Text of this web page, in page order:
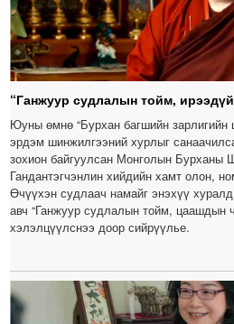
“Ганжуур судлалын тойм,
Юуны өмнө “Бурхан багшийн зарлигийн
эрдэм шинжилгээний хурлыг
зохион байгуулсан Монголын Бурханы
Гандантэгчэнлин хийдийн хамт олон,
Өчүүхэн судлаач намайг энэхүү
авч “Ганжуур судлалын тойм, цаашдын
хэлэлцүүлснээ доор сийрүүлье.